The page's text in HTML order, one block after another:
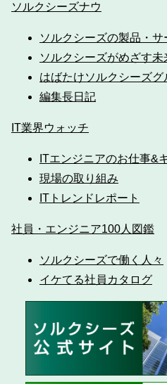
ソルクシーズナウ
ソルクシーズの製品・サ
ソルクシーズがめざす未
はばたけソルクシーズグ
編集長日記
IT業界ウォッチ
ITエンジニアのお仕事&
現場の取り組み
ITトレンドレポート
社員・エンジニア100人図鑑
ソルクシーズで働く人々
イケてる社員カタログ